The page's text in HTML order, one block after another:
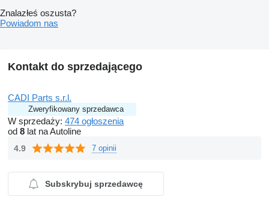
Znalazłeś oszusta?
Powiadom nas
Kontakt do sprzedającego
CADI Parts s.r.l.
Zweryfikowany sprzedawca
W sprzedaży: 474 ogłoszenia
od 8 lat na Autoline
4.9 7 opinii
Subskrybuj sprzedawcę